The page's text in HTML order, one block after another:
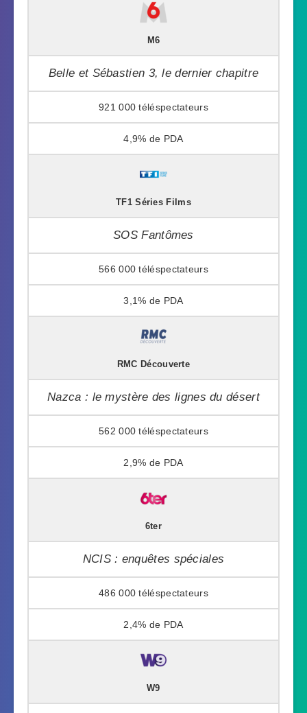
M6
Belle et Sébastien 3, le dernier chapitre
921 000
4,9%
TF1 Séries Films
SOS Fantômes
566 000
3,1%
RMC Découverte
Nazca : le mystère des lignes du désert
562 000
2,9%
6ter
NCIS : enquêtes spéciales
486 000
2,4%
W9